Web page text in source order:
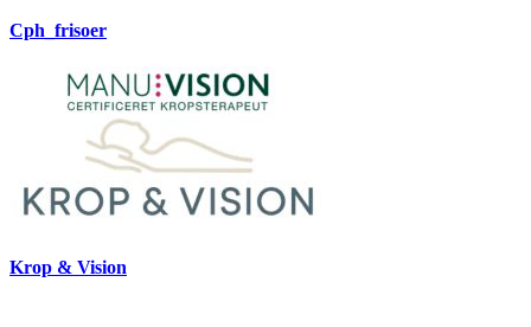
Cph_frisoer
Krop & Vision